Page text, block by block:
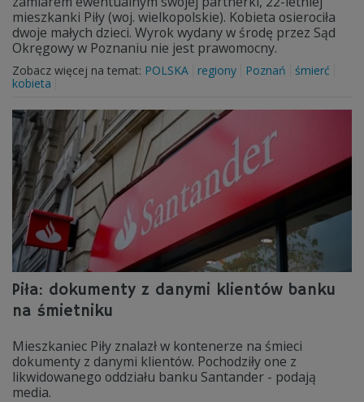
mieszkanki Piły (woj. wielkopolskie). Kobieta osierociła
dwoje małych dzieci. Wyrok wydany w środę przez Sąd
Okręgowy w Poznaniu nie jest prawomocny.
Zobacz więcej na temat: POLSKA regiony Poznań
śmierć
kobieta
Piła: dokumenty z danymi klientów banku
na śmietniku
Mieszkaniec Piły znalazł w kontenerze na śmieci
dokumenty z danymi klientów. Pochodziły one z
likwidowanego oddziału banku Santander - podają
media.